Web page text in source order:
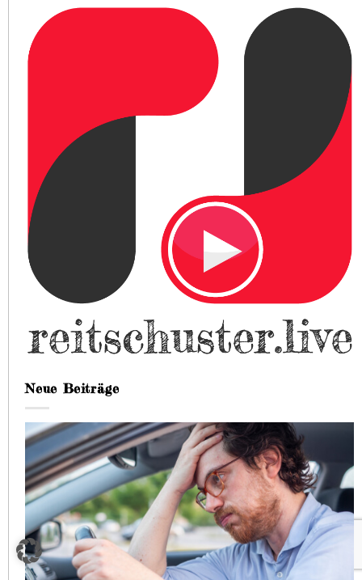
Neue Beiträge